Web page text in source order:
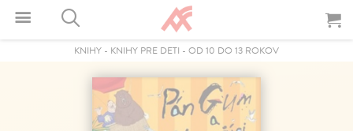
KNIHY - KNIHY PRE DETI - OD 10 DO 13 ROKOV